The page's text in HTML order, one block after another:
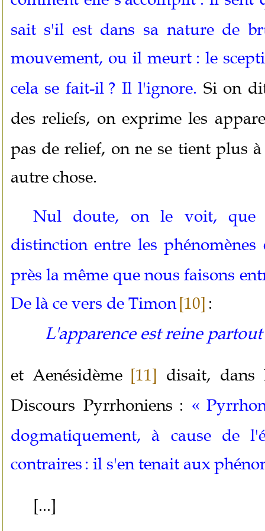
sait s'il est dans sa nature de
mouvement, ou il meurt : le
cela se fait-il ? Il l'ignore. Si on
des reliefs, on exprime les
pas de relief, on ne se tient plus
autre chose.
Nul doute, on le voit, que
distinction entre les
près la même que nous faisons
De là ce vers de Timon[10] :
L'apparence est reine
et Aenésidème [11] disait,
Discours Pyrrhoniens : «
dogmatiquement, à cause de
contraires : il s'en tenait aux
[...]